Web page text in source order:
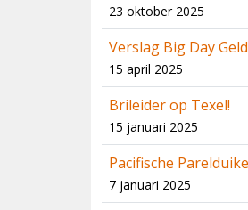
23 oktober 2025
Verslag Big Day
15 april 2025
Brileider op Texel!
15 januari 2025
Pacifische
7 januari 2025